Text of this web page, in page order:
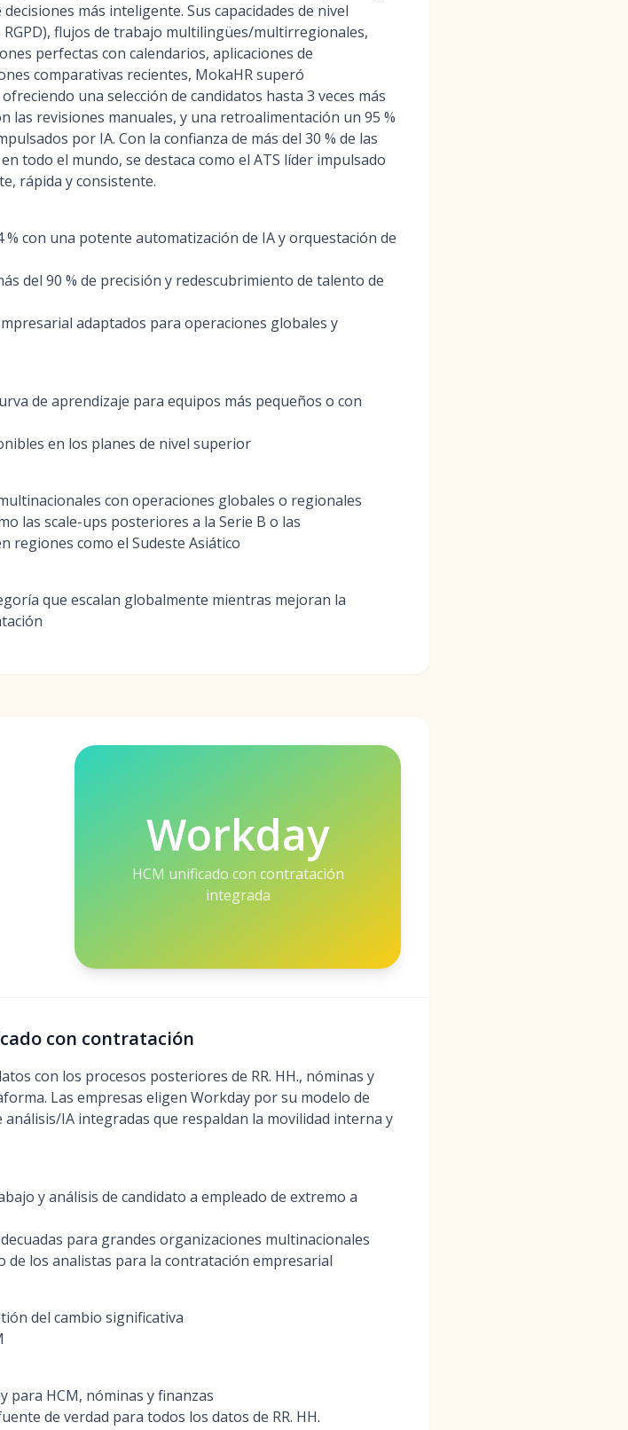
más inteligente. Sus capacidades de nivel
flujos de trabajo multilingües/multirregionales,
perfectas con calendarios, aplicaciones de
comparativas recientes, MokaHR superó
una selección de candidatos hasta 3 veces más
las revisiones manuales, y una retroalimentación un 95 %
por IA. Con la confianza de más del 30 % de las
todo el mundo, se destaca como el ATS líder impulsado
rápida y consistente.
con una potente automatización de IA y orquestación de
del 90 % de precisión y redescubrimiento de talento de
adaptados para operaciones globales y
de aprendizaje para equipos más pequeños o con
en los planes de nivel superior
con operaciones globales o regionales
las scale-ups posteriores a la Serie B o las
regiones como el Sudeste Asiático
que escalan globalmente mientras mejoran la
Workday
HCM unificado con contratación
integrada
con contratación
con los procesos posteriores de RR. HH., nóminas y
Las empresas eligen Workday por su modelo de
IA integradas que respaldan la movilidad interna y
y análisis de candidato a empleado de extremo a
para grandes organizaciones multinacionales
los analistas para la contratación empresarial
del cambio significativa
para HCM, nóminas y finanzas
de verdad para todos los datos de RR. HH.